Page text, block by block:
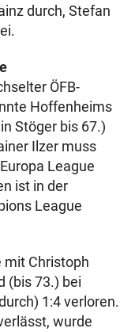
durch, Stefan
ÖFB-
Hoffenheims
Stöger bis 67.)
Ilzer muss
League
ist in der
League
mit Christoph
(bis 73.) bei
1:4 verloren.
wurde